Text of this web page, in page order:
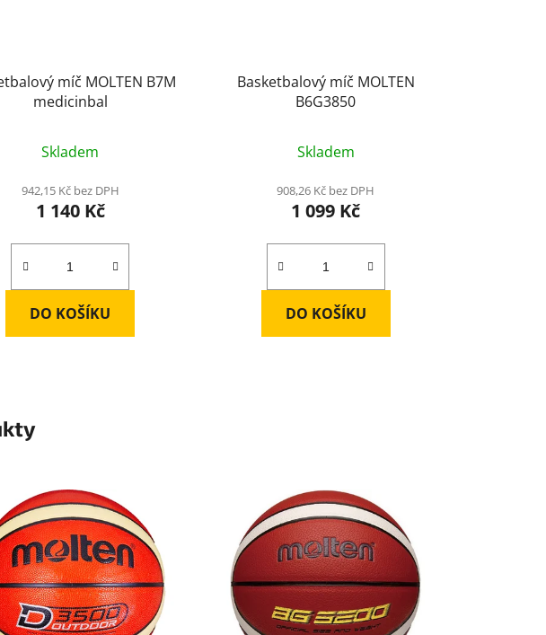
míč MOLTEN B7M
medicinbal
Skladem
942,15 Kč bez DPH
1 140 Kč
DO KOŠÍKU
Basketbalový míč MOLTEN
B6G3850
Skladem
908,26 Kč bez DPH
1 099 Kč
DO KOŠÍKU